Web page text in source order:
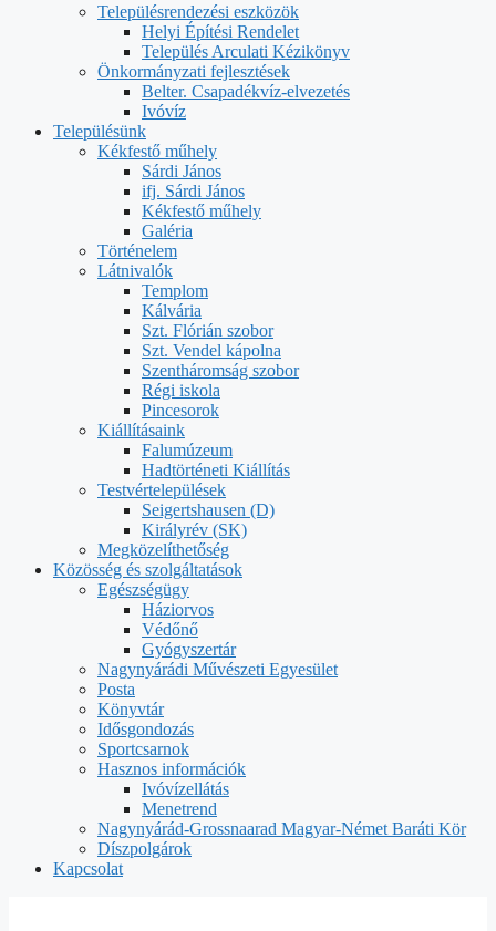
Településrendezési eszközök
Helyi Építési Rendelet
Település Arculati Kézikönyv
Önkormányzati fejlesztések
Belter. Csapadékvíz-elvezetés
Ivóvíz
Településünk
Kékfestő műhely
Sárdi János
ifj. Sárdi János
Kékfestő műhely
Galéria
Történelem
Látnivalók
Templom
Kálvária
Szt. Flórián szobor
Szt. Vendel kápolna
Szentháromság szobor
Régi iskola
Pincesorok
Kiállításaink
Falumúzeum
Hadtörténeti Kiállítás
Testvértelepülések
Seigertshausen (D)
Királyrév (SK)
Megközelíthetőség
Közösség és szolgáltatások
Egészségügy
Háziorvos
Védőnő
Gyógyszertár
Nagynyárádi Művészeti Egyesület
Posta
Könyvtár
Idősgondozás
Sportcsarnok
Hasznos információk
Ivóvízellátás
Menetrend
Nagynyárád-Grossnaarad Magyar-Német Baráti Kör
Díszpolgárok
Kapcsolat